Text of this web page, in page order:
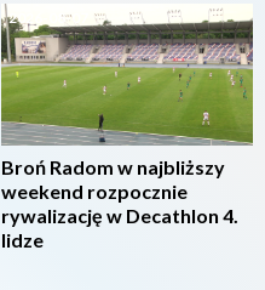
2026-08-07
Broń Radom w najbliższy
weekend rozpocznie
rywalizację w Decathlon 4.
lidze